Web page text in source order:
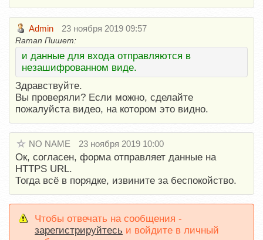
Admin 23 ноября 2019 09:57
Raman Пишет:
и данные для входа отправляются в
незашифрованном виде.
Здравствуйте.
Вы проверяли? Если можно, сделайте
пожалуйста видео, на котором это видно.
NO NAME 23 ноября 2019 10:00
Ок, согласен, форма отправляет данные на
HTTPS URL.
Тогда всё в порядке, извините за беспокойство.
Чтобы отвечать на сообщения -
зарегистрируйтесь и войдите в личный